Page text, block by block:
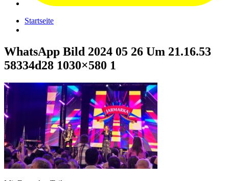
Startseite
WhatsApp Bild 2024 05 26 Um 21.16.53
58334d28 1030×580 1